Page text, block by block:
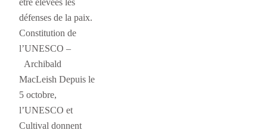
défenses de la paix.
Constitution de
l’UNESCO –
Archibald
MacLeish Depuis le
5 octobre,
l’UNESCO et
Cultival donnent